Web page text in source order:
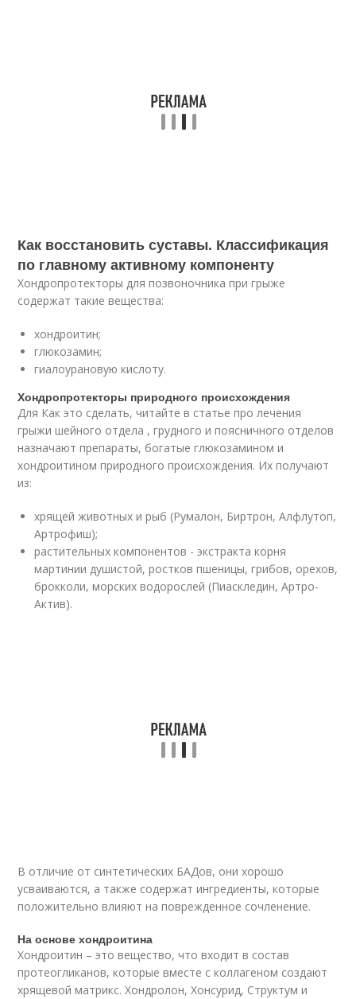
Как восстановить суставы. Классификация
по главному активному компоненту
Хондропротекторы для позвоночника при грыже
содержат такие вещества:
хондроитин;
глюкозамин;
гиалоурановую кислоту.
Хондропротекторы природного происхождения
Для Как это сделать, читайте в статье про лечения
грыжи шейного отдела , грудного и поясничного отделов
назначают препараты, богатые глюкозамином и
хондроитином природного происхождения. Их получают
из:
хрящей животных и рыб (Румалон, Биртрон, Алфлутоп,
Артрофиш);
растительных компонентов - экстракта корня
мартинии душистой, ростков пшеницы, грибов, орехов,
брокколи, морских водорослей (Пиаскледин, Артро-
Актив).
В отличие от синтетических БАДов, они хорошо
усваиваются, а также содержат ингредиенты, которые
положительно влияют на поврежденное сочленение.
На основе хондроитина
Хондроитин – это вещество, что входит в состав
протеогликанов, которые вместе с коллагеном создают
хрящевой матрикс. Хондролон, Хонсурид, Структум и